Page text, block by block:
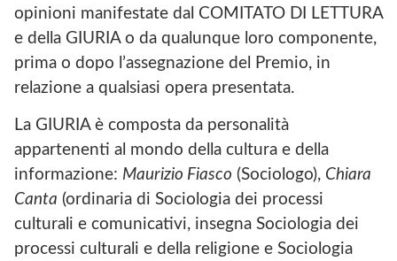
opinioni manifestate dal COMITATO DI LETTURA
e della GIURIA o da qualunque loro componente,
prima o dopo l’assegnazione del Premio, in
relazione a qualsiasi opera presentata.
La GIURIA è composta da personalità
appartenenti al mondo della cultura e della
informazione: Maurizio Fiasco (Sociologo), Chiara
Canta (ordinaria di Sociologia dei processi
culturali e comunicativi, insegna Sociologia dei
processi culturali e della religione e Sociologia